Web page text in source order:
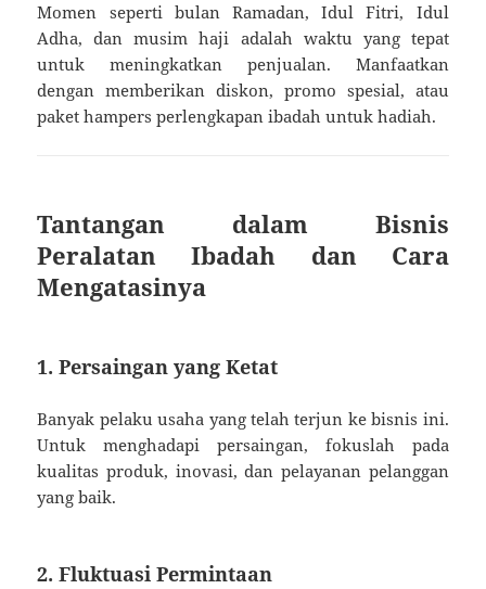
Momen seperti bulan Ramadan, Idul Fitri, Idul
Adha, dan musim haji adalah waktu yang tepat
untuk meningkatkan penjualan. Manfaatkan
dengan memberikan diskon, promo spesial, atau
paket hampers perlengkapan ibadah untuk hadiah.
Tantangan dalam Bisnis
Peralatan Ibadah dan Cara
Mengatasinya
1. Persaingan yang Ketat
Banyak pelaku usaha yang telah terjun ke bisnis ini.
Untuk menghadapi persaingan, fokuslah pada
kualitas produk, inovasi, dan pelayanan pelanggan
yang baik.
2. Fluktuasi Permintaan